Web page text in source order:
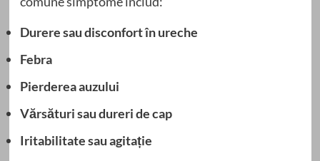
Durere sau disconfort în ureche
Febra
Pierderea auzului
Vărsături sau dureri de cap
Iritabilitate sau agitație